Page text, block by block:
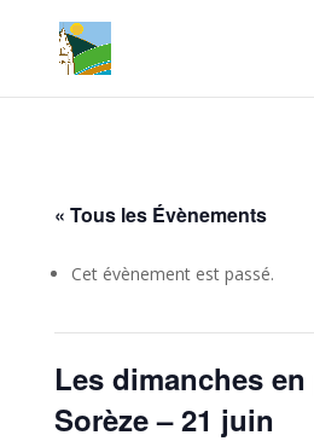
« Tous les Évènements
Cet évènement est passé.
Les dimanches
Sorèze – 21 juin